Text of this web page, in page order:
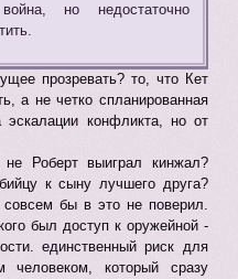
но недостаточно
прозревать? то, что Кет
а не четко спланированная
конфликта, но от
Роберт выиграл кинжал?
к сыну лучшего друга?
бы в это не поверил.
был доступ к оружейной -
единственный риск для
человеком, который сразу